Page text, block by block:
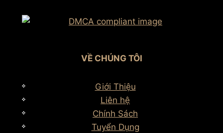
VỀ CHÚNG TÔI
Giới Thiệu
Liên hệ
Chính Sách
Tuyển Dụng